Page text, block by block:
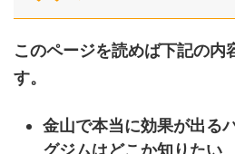
このページを読めば下記の内
す。
金山で本当に効果が出る